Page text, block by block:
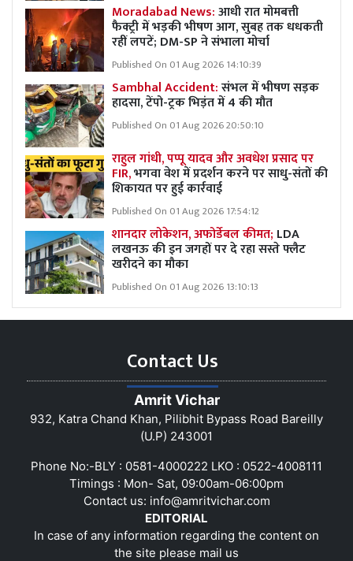
Moradabad News:आधी रात मोमबत्ती
फैक्ट्री में भड़की भीषण आग, सुबह तक धधकती
रहीं लपटें; DM-SP ने संभाला मोर्चा
Published On 01 Aug 2026 14:10:39
Sambhal Accident:संभल में भीषण सड़क
हादसा, टेंपो-ट्रक भिड़ंत में 4 की मौत
Published On 01 Aug 2026 20:50:10
राहुल गांधी, पप्पू यादव और अवधेश प्रसाद पर
FIR,भगवा वेश में प्रदर्शन करने पर साधु-संतों की
शिकायत पर हुई कार्रवाई
Published On 01 Aug 2026 17:54:12
शानदार लोकेशन, अफोर्डेबल कीमत; LDA
लखनऊ की इन जगहों पर दे रहा सस्ते फ्लैट
खरीदने का मौका
Published On 01 Aug 2026 13:10:13
Contact Us
Amrit Vichar
932, Katra Chand Khan, Pilibhit Bypass Road Bareilly
(U.P) 243001
Phone No:-BLY : 0581-4000222 LKO : 0522-4008111
Timings : Mon- Sat, 09:00am-06:00pm
Contact us: info@amritvichar.com
EDITORIAL
In case of any information regarding the content on
the site please mail us